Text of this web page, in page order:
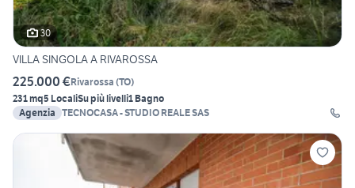
30
VILLA SINGOLA A RIVAROSSA
225.000 €Rivarossa (TO)
231 mq5 LocaliSu più livelli1 Bagno
Agenzia
TECNOCASA - STUDIO REALE SAS